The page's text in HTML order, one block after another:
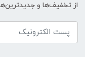
از تخفیف‌ها و